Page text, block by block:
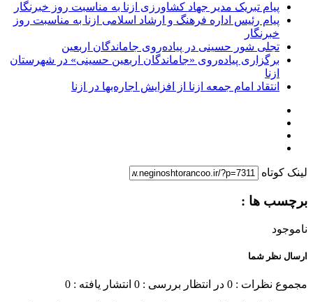
پیام تبریک مدیر جهاد کشاورزی ازنا به مناسبت روز خبرنگار
پیام رئیس اداره فرهنگ و ارشاد اسلامی ازنا به مناسبت روز
خبرنگار
تجلی شور حسینی در پیاده‌روی جاماندگان اربعین
برگزاری پیاده‌روی «جاماندگان اربعین حسینی» در شهرستان
ازنا
انتقاد امام جمعه ازنا از افزایش اجاره‌بها در ازنا
لینک کوتاه
برچسب ها :
ناموجود
ارسال نظر شما
مجموع نظرات : 0 در انتظار بررسی : 0 انتشار یافته : 0